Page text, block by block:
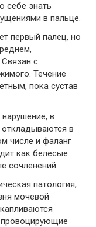
себе знать
в пальце.
первый палец, но
с
Течение
пока сустав
в
откладываются в
числе и фаланг
как белесые
сочленений.
патология,
мочевой
провоцирующие